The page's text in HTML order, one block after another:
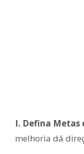
I. Defina Metas
melhoria dá